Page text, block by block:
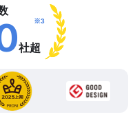
社超
※3